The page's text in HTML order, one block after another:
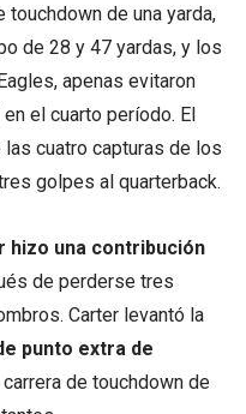
touchdown de una yarda,
de 28 y 47 yardas, y los
apenas evitaron
el cuarto período. El
cuatro capturas de los
golpes al quarterback.
hizo una contribución
de perderse tres
Carter levantó la
punto extra de
de touchdown de